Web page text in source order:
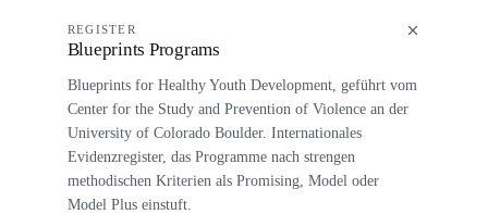
REGISTER
Blueprints Programs
Blueprints for Healthy Youth Development, geführt vom
Center for the Study and Prevention of Violence an der
University of Colorado Boulder. Internationales
Evidenzregister, das Programme nach strengen
methodischen Kriterien als Promising, Model oder
Model Plus einstuft.